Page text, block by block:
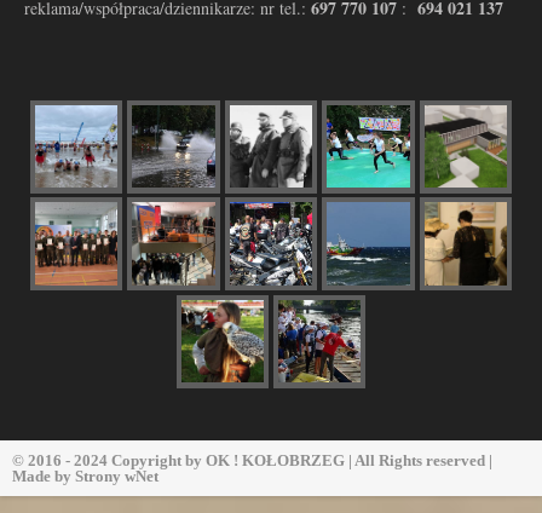
reklama/współpraca/dziennikarze: nr tel.: 697 770 107 : 694 021 137
© 2016 - 2024 Copyright by OK ! KOŁOBRZEG | All Rights reserved |
Made by Strony wNet